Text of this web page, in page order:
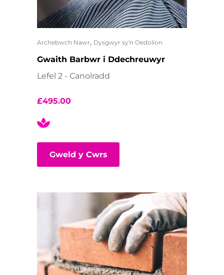
Archebwch Nawr, Dysgwyr sy'n Oedolion
Gwaith Barbwr i Ddechreuwyr
Lefel 2 - Canolradd
£495.00
Gweld y Cwrs